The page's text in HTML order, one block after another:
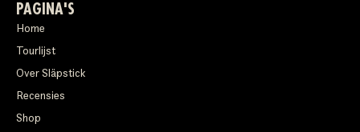
PAGINA'S
Home
Tourlijst
Over Släpstick
Recensies
Shop